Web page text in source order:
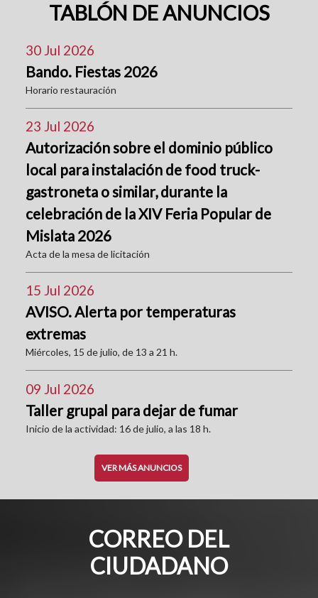
TABLÓN DE ANUNCIOS
30 Jul 2026
Bando. Fiestas 2026
Horario restauración
23 Jul 2026
Autorización sobre el dominio público
local para instalación de food truck-
gastroneta o similar, durante la
celebración de la XIV Feria Popular de
Mislata 2026
Acta de la mesa de licitación
15 Jul 2026
AVISO. Alerta por temperaturas
extremas
Miércoles, 15 de julio, de 13 a 21 h.
09 Jul 2026
Taller grupal para dejar de fumar
Inicio de la actividad: 16 de julio, a las 18 h.
VER MÁS ANUNCIOS
CORREO DEL
CIUDADANO